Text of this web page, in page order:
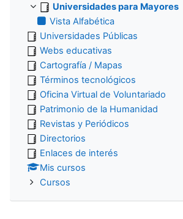
Universidades para Mayores
Vista Alfabética
Universidades Públicas
Webs educativas
Cartografía / Mapas
Términos tecnológicos
Oficina Virtual de Voluntariado
Patrimonio de la Humanidad
Revistas y Periódicos
Directorios
Enlaces de interés
Mis cursos
Cursos